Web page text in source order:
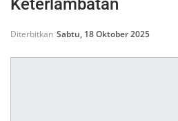
Keterlambatan
Diterbitkan Sabtu, 18 Oktober 2025